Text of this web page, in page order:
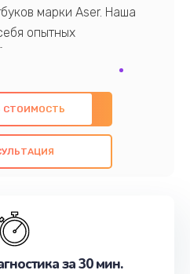
марки Aser. Наша
опытных
знаниями и
данной области. Мы
качественный ремонт с
компонентов, а
всех
цель - предоставить
медлите записаться на
СТОИМОСТЬ
за 30 мин.